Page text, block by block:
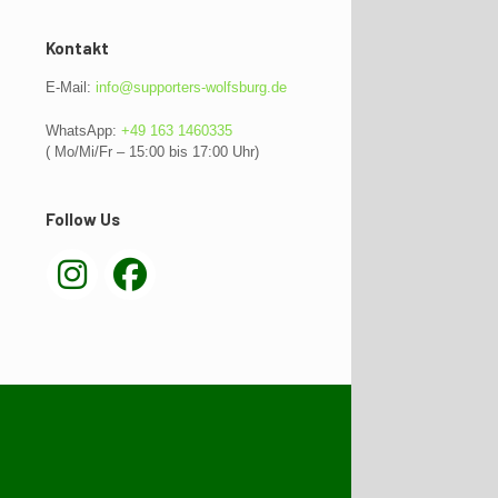
Kontakt
E-Mail:info@supporters-wolfsburg.de
WhatsApp:+49 163 1460335
( Mo/Mi/Fr – 15:00 bis 17:00 Uhr)
Follow Us